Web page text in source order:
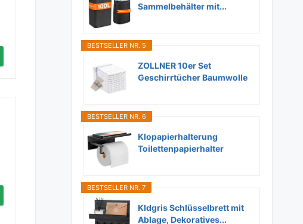
Sammelbehälter mit...
BESTSELLER NR. 5
ZOLLNER 10er Set
Geschirrtücher Baumwolle
BESTSELLER NR. 6
Klopapierhalterung
Toilettenpapierhalter
BESTSELLER NR. 7
Kldgris Schlüsselbrett mit
Ablage, Dekoratives...